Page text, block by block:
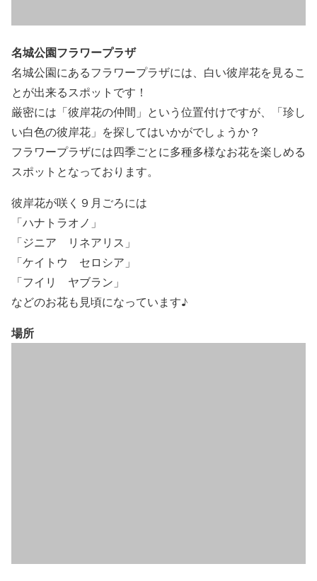
名城公園フラワープラザ
名城公園にあるフラワープラザには、白い彼岸花を見るこ
とが出来るスポットです！
厳密には「彼岸花の仲間」という位置付けですが、「珍し
い白色の彼岸花」を探してはいかがでしょうか？
フラワープラザには四季ごとに多種多様なお花を楽しめる
スポットとなっております。
彼岸花が咲く９月ごろには
「ハナトラオノ」
「ジニア リネアリス」
「ケイトウ セロシア」
「フイリ ヤブラン」
などのお花も見頃になっています♪
場所